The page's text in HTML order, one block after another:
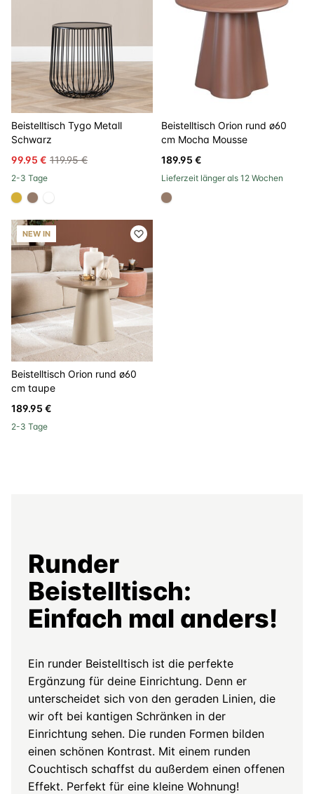
Beistelltisch Tygo Metall
Schwarz
99.95 € 119.95 €
2-3 Tage
#D4AF37
#967b6a
#FFFFFF
Beistelltisch Orion rund ø60
cm Mocha Mousse
189.95 €
Lieferzeit länger als 12 Wochen
#967b6a
NEW IN
Beistelltisch Orion rund ø60
cm taupe
189.95 €
2-3 Tage
Runder
Beistelltisch:
Einfach mal anders!
Ein runder Beistelltisch ist die perfekte
Ergänzung für deine Einrichtung. Denn er
unterscheidet sich von den geraden Linien, die
wir oft bei kantigen Schränken in der
Einrichtung sehen. Die runden Formen bilden
einen schönen Kontrast. Mit einem runden
Couchtisch schaffst du außerdem einen offenen
Effekt. Perfekt für eine kleine Wohnung!